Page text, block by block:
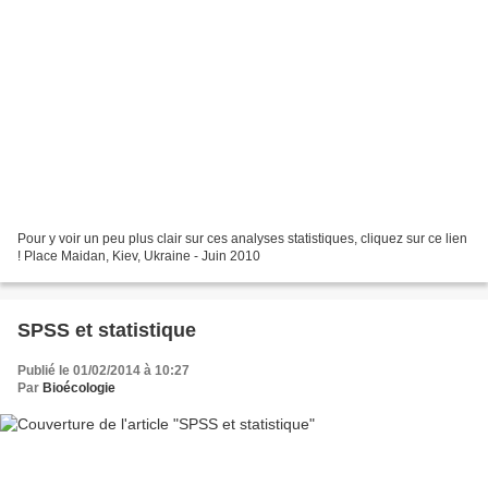
Pour y voir un peu plus clair sur ces analyses statistiques, cliquez sur ce lien
! Place Maidan, Kiev, Ukraine - Juin 2010
SPSS et statistique
Publié le 01/02/2014 à 10:27
Par Bioécologie